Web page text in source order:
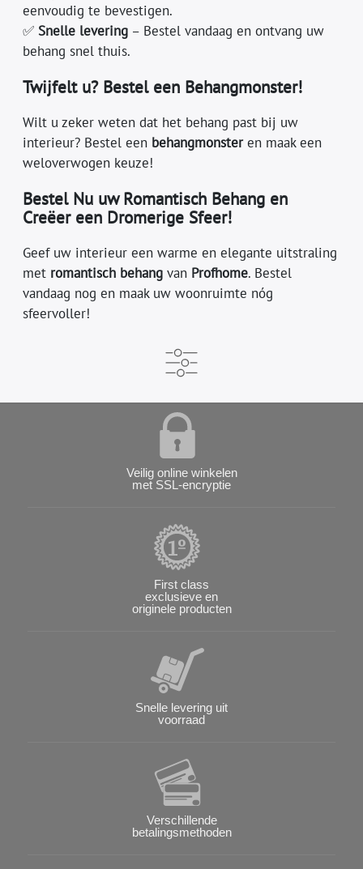
eenvoudig te bevestigen.
✅Snelle levering – Bestel vandaag en ontvang uw
behang snel thuis.
Twijfelt u? Bestel een Behangmonster!
Wilt u zeker weten dat het behang past bij uw
interieur? Bestel een behangmonsteren maak een
weloverwogen keuze!
Bestel Nu uw Romantisch Behang en
Creëer een Dromerige Sfeer!
Geef uw interieur een warme en elegante uitstraling
met romantisch behang van Profhome. Bestel
vandaag nog en maak uw woonruimte nóg
sfeervoller!
Veilig online winkelen
met SSL-encryptie
First class
exclusieve en
originele producten
Snelle levering uit
voorraad
Verschillende
betalingsmethoden